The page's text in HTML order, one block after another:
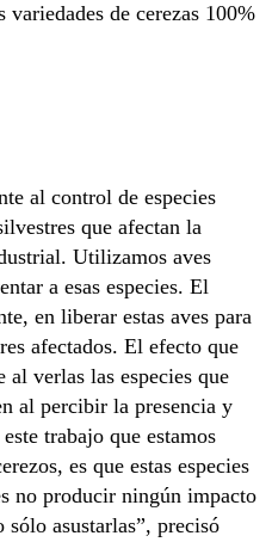
de cerezas 100%
al control de especies
que afectan la
Utilizamos aves
a esas especies. El
en liberar estas aves para
afectados. El efecto que
al verlas las especies que
al percibir la presencia y
trabajo que estamos
es que estas especies
no producir ningún impacto
sólo asustarlas”, precisó